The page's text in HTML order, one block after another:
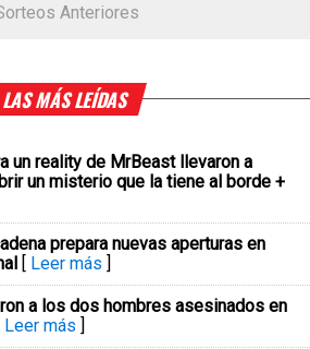
Anteriores
LAS MÁS LEÍDAS
un reality de MrBeast llevaron a
un misterio que la tiene al borde +
prepara nuevas aperturas en
[ Leer más ]
a los dos hombres asesinados en
Leer más ]